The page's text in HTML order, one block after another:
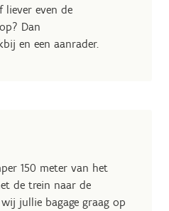
liever even de
Dan
en een aanrader.
150 meter van het
de trein naar de
jullie bagage graag op